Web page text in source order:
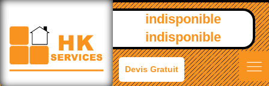
indisponible
indisponible
Devis Gratuit